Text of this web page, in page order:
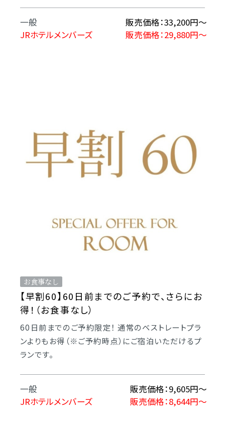
一般
販売価格：33,200円～
JRホテルメンバーズ
販売価格：29,880円～
【早割60】60日前までのご予約で、さらにお
得！（お食事なし）
お食事なし
60日前までのご予約限定！ 通常のベストレートプラ
ンよりもお得（※ご予約時点）にご宿泊いただけるプ
ランです。
一般
販売価格：9,605円〜
JRホテルメンバーズ
販売価格：8,644円～